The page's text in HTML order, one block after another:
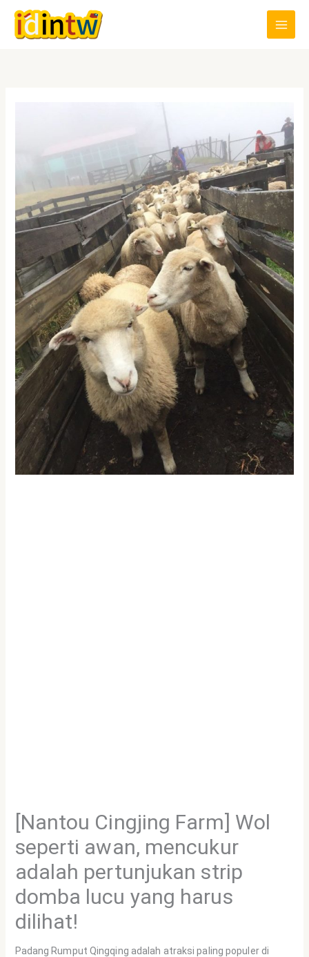
[Nantou Cingjing Farm] Wol
seperti awan, mencukur
adalah pertunjukan strip
domba lucu yang harus
dilihat!
Padang Rumput Qingqing adalah atraksi paling populer di